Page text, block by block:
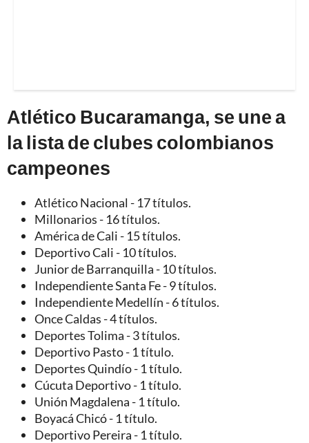
Atlético Bucaramanga, se une a
la lista de clubes colombianos
campeones
Atlético Nacional - 17 títulos.
Millonarios - 16 títulos.
América de Cali - 15 títulos.
Deportivo Cali - 10 títulos.
Junior de Barranquilla - 10 títulos.
Independiente Santa Fe - 9 títulos.
Independiente Medellín - 6 títulos.
Once Caldas - 4 títulos.
Deportes Tolima - 3 títulos.
Deportivo Pasto - 1 título.
Deportes Quindío - 1 título.
Cúcuta Deportivo - 1 título.
Unión Magdalena - 1 título.
Boyacá Chicó - 1 título.
Deportivo Pereira - 1 título.